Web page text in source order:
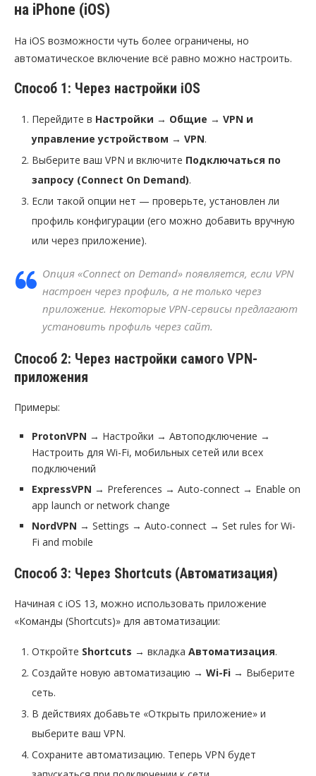
на iPhone (iOS)
На iOS возможности чуть более ограничены, но
автоматическое включение всё равно можно настроить.
Способ 1: Через настройки iOS
Перейдите в Настройки → Общие → VPN и
управление устройством → VPN.
Выберите ваш VPN и включите Подключаться по
запросу (Connect On Demand).
Если такой опции нет — проверьте, установлен ли
профиль конфигурации (его можно добавить вручную
или через приложение).
Опция «Connect on Demand» появляется, если VPN
настроен через профиль, а не только через
приложение. Некоторые VPN-сервисы предлагают
установить профиль через сайт.
Способ 2: Через настройки самого VPN-
приложения
Примеры:
ProtonVPN → Настройки → Автоподключение →
Настроить для Wi-Fi, мобильных сетей или всех
подключений
ExpressVPN → Preferences → Auto-connect → Enable on
app launch or network change
NordVPN → Settings → Auto-connect → Set rules for Wi-
Fi and mobile
Способ 3: Через Shortcuts (Автоматизация)
Начиная с iOS 13, можно использовать приложение
«Команды (Shortcuts)» для автоматизации:
Откройте Shortcuts → вкладка Автоматизация.
Создайте новую автоматизацию → Wi-Fi → Выберите
сеть.
В действиях добавьте «Открыть приложение» и
выберите ваш VPN.
Сохраните автоматизацию. Теперь VPN будет